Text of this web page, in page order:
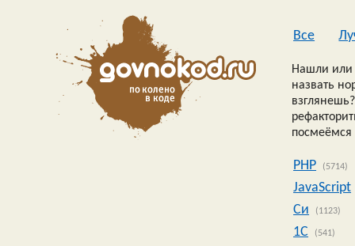
Все
Нашли или
назвать
посмеёмся
PHP (5714)
JavaScript
Си
(1123)
1C (541)